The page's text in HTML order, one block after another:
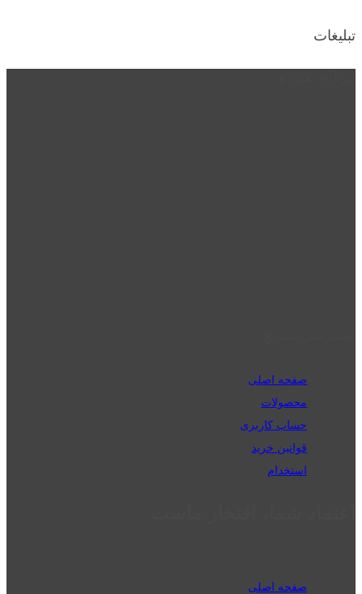
تبلیغات
صفحه اصلی
محصولات
حساب کاربری
قوانین خرید
استخدام
صفحه اصلی